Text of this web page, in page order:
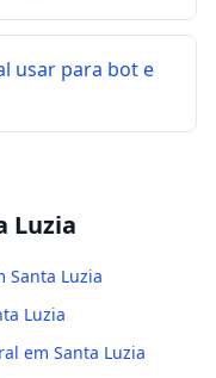
usar para bot e
Luzia
Santa Luzia
Luzia
em Santa Luzia